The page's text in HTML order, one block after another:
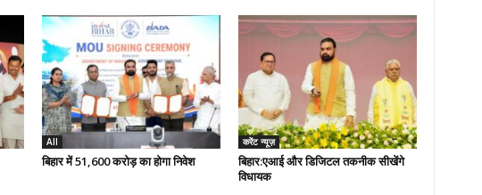
All
बिहार में 51,600 करोड़ का होगा निवेश
करेंट न्यूज़
बिहार:एआई और डिजिटल तकनीक सीखेंगे
विधायक